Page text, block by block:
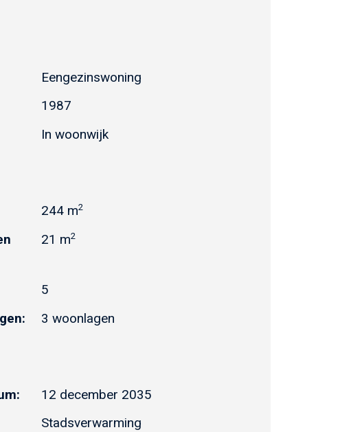
Eengezinswoning
1987
In woonwijk
244 m2
21 m2
5
3 woonlagen
12 december 2035
Stadsverwarming